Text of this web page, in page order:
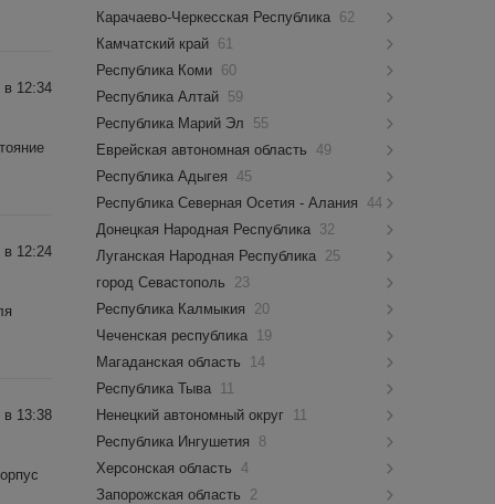
12:34
12:24
13:38
Карачаево-Черкесская Республика 62
Камчатский край 61
Республика Коми 60
Республика Алтай 59
Республика Марий Эл
55
Еврейская автономная область
49
Республика Адыгея
45
Республика Северная Осетия - Алания
44
Донецкая Народная Республика 32
Луганская Народная Республика 25
город Севастополь
23
Республика Калмыкия
20
Чеченская республика 19
Магаданская область
14
Республика Тыва 11
Ненецкий автономный округ 11
Республика Ингушетия
8
Херсонская область
4
Запорожская область
2